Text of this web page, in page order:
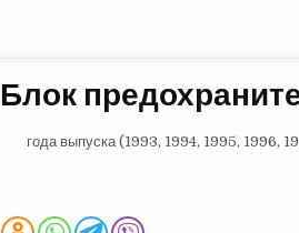
Блок
года выпуска (1993, 1994, 1995,